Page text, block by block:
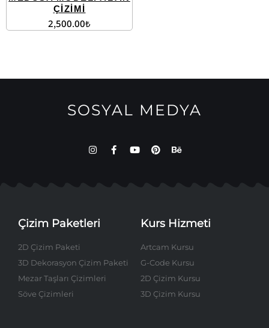
ÇİZİMİ
2,500.00₺
SOSYAL MEDYA
Çizim Paketleri
2D Çizim Paketi
3D Dekorasyon Çizim Paketi
Mezar Taşları Çizimleri
Söve Çizimleri
Kurs Hizmeti
Artcam Kursu
G-Code Kursu
2D Çizim Kursu
3D Çizim Kursu